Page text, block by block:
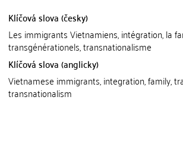
Klíčová slova (česky)
Les immigrants Vietnamiens, intégration, la
transgénérationels, transnationalisme
Klíčová slova (anglicky)
Vietnamese immigrants, integration, family,
transnationalism